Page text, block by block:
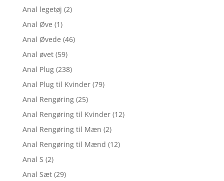
Anal legetøj (2)
Anal Øve (1)
Anal Øvede (46)
Anal øvet (59)
Anal Plug (238)
Anal Plug til Kvinder (79)
Anal Rengøring (25)
Anal Rengøring til Kvinder (12)
Anal Rengøring til Mæn (2)
Anal Rengøring til Mænd (12)
Anal S (2)
Anal Sæt (29)